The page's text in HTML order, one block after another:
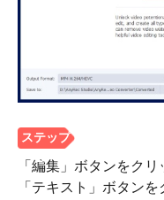
1。
「編集」ボタンをク
「テキスト」ボタン